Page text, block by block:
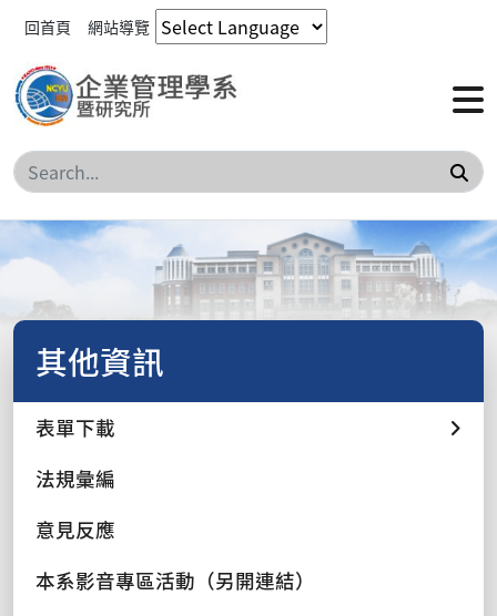
回首頁 網站導覽
搜
其他資訊
表單下載
法規彙編
意見反應
本系影音專區活動（另開連結）